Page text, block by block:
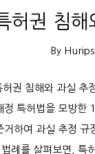
허권 침해
By Hurips
권 침해와 과실
특허법을 모방한
하여 과실 추정 규
례를 살펴보면, 특